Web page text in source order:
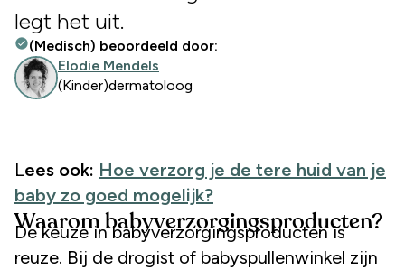
legt het uit.
(Medisch) beoordeeld door:
Elodie Mendels
(Kinder)dermatoloog
Lees ook: Hoe verzorg je de tere huid van je
baby zo goed mogelijk?
Waarom babyverzorgingsproducten?
De keuze in babyverzorgingsproducten is
reuze. Bij de drogist of babyspullenwinkel zijn